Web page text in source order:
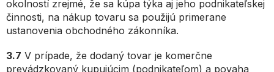
okolností zrejmé, že sa kúpa týka aj jeho podnikateľskej
činnosti, na nákup tovaru sa použijú primerane
ustanovenia obchodného zákonníka.
3.7 V prípade, že dodaný tovar je komerčne
prevádzkovaný kupujúcim (podnikateľom) a povaha